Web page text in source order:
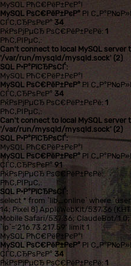
MySQL РћС€РёР±РєР°!
MySQL РѕС€РёР±РєР° РІ
СЃС‚СЂРѕРєР° 34
РќРѕРјРµСЂ РѕС€РёР±РєРё: 1
РћС‚РІРµС‚:
Can't connect to local MySQL server
'/var/run/mysqld/mysqld.sock' (2)
SQL Р·Р°РїСЂРѕСЃ:
MySQL РћС€РёР±РєР°!
MySQL РѕС€РёР±РєР° РІ
СЃС‚СЂРѕРєР° 34
РќРѕРјРµСЂ РѕС€РёР±РєРё: 1
РћС‚РІРµС‚:
Can't connect to local MySQL server
'/var/run/mysqld/mysqld.sock' (2)
SQL Р·Р°РїСЂРѕСЃ:
MySQL РћС€РёР±РєР°!
MySQL РѕС€РёР±РєР° РІ
СЃС‚СЂРѕРєР° 91
РќРѕРјРµСЂ РѕС€РёР±РєРё:
РћС‚РІРµС‚:
SQL Р·Р°РїСЂРѕСЃ:
select * from `lib_online` where
14; Pixel 8) AppleWebKit/537.36
Mobile Safari/537.36; ClaudeBot/
`ip`='216.73.217.59' limit 1
MySQL РћС€РёР±РєР°!
MySQL РѕС€РёР±РєР° РІ
СЃС‚СЂРѕРєР°34
РќРѕРјРµСЂ РѕС€РёР±РєРё: 1